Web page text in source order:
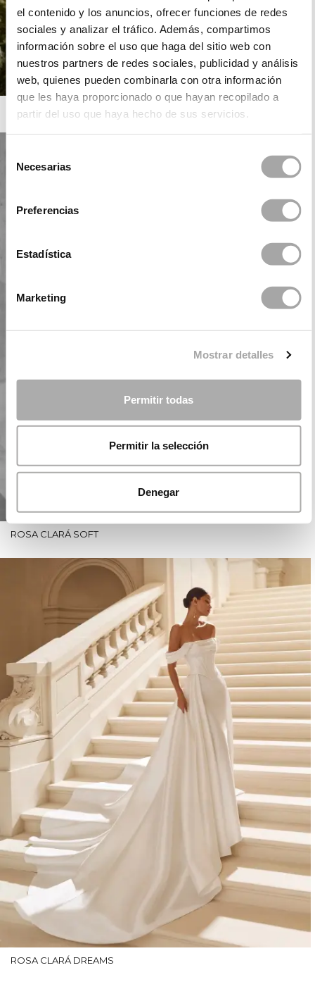
el contenido y los anuncios, ofrecer funciones de redes
sociales y analizar el tráfico. Además, compartimos
información sobre el uso que haga del sitio web con
nuestros partners de redes sociales, publicidad y análisis
web, quienes pueden combinarla con otra información
que les haya proporcionado o que hayan recopilado a
partir del uso que haya hecho de sus servicios.
Necesarias
Preferencias
Estadística
Marketing
Mostrar detalles
Permitir todas
Permitir la selección
Denegar
ROSA CLARÁ
ROSA CLARÁ SOFT
ROSA CLARÁ DREAMS